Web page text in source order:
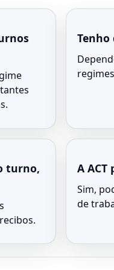
turno,
A ACT
Sim,
de